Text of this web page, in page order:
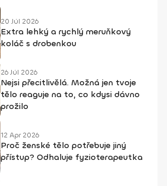
20 Júl 2026
Extra lehký a rychlý meruňkový
koláč s drobenkou
26 Júl 2026
Nejsi přecitlivělá. Možná jen tvoje
tělo reaguje na to, co kdysi dávno
prožilo
12 Apr 2026
Proč ženské tělo potřebuje jiný
přístup? Odhaluje fyzioterapeutka